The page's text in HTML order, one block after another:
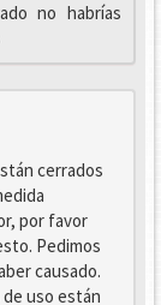
no habrías
cerrados
por favor
Pedimos
causado.
uso están